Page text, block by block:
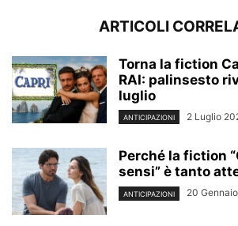
ARTICOLI
Torna la fiction
RAI: palinsesto
luglio
ANTICIPAZIONI 2 Luglio
Perché la fiction
sensi” è tanto
ANTICIPAZIONI 20